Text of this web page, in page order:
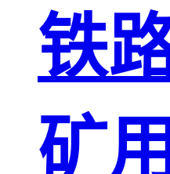
铁
矿